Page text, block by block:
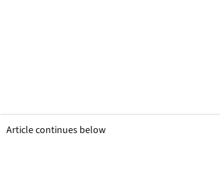
Article continues below